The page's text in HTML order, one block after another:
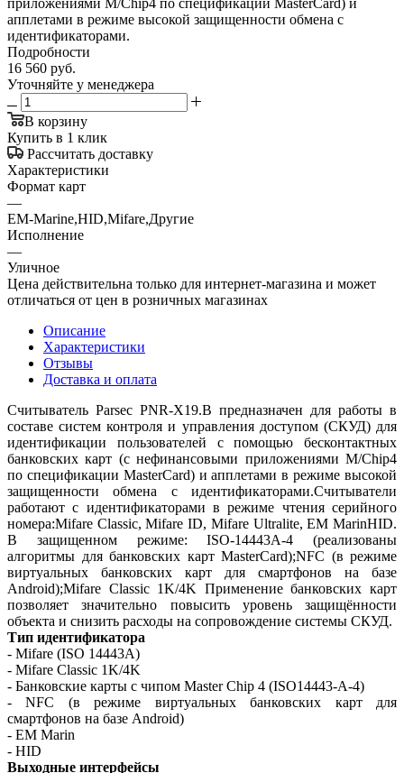
апплетами в режиме высокой защищенности обмена с
идентификаторами.
Подробности
16 560 руб.
Уточняйте у менеджера
В корзину
Купить в 1 клик
Рассчитать доставку
Характеристики
Формат карт
—
EM-Marine,HID,Mifare,Другие
Исполнение
—
Уличное
Цена действительна только для интернет-магазина и может
отличаться от цен в розничных магазинах
Описание
Характеристики
Отзывы
Доставка и оплата
Считыватель Parsec PNR-X19.B предназначен для работы в
составе систем контроля и управления доступом (СКУД) для
идентификации пользователей с помощью бесконтактных
банковских карт (с нефинансовыми приложениями M/Chip4
по спецификации MasterCard) и апплетами в режиме высокой
защищенности обмена с идентификаторами.Считыватели
работают с идентификаторами в режиме чтения серийного
номера:Mifare Classic, Mifare ID, Mifare Ultralite, EM MarinHID.
В защищенном режиме: ISO-14443A-4 (реализованы
алгоритмы для банковских карт MasterCard);NFC (в режиме
виртуальных банковских карт для смартфонов на базе
Android);Mifare Classic 1K/4K Применение банковских карт
позволяет значительно повысить уровень защищённости
объекта и снизить расходы на сопровождение системы СКУД.
Тип идентификатора
- Mifare (ISO 14443A)
- Mifare Classic 1K/4K
- Банковские карты с чипом Master Chip 4 (ISO14443-A-4)
- NFC (в режиме виртуальных банковских карт для
смартфонов на базе Android)
- EM Marin
- HID
Выходные интерфейсы